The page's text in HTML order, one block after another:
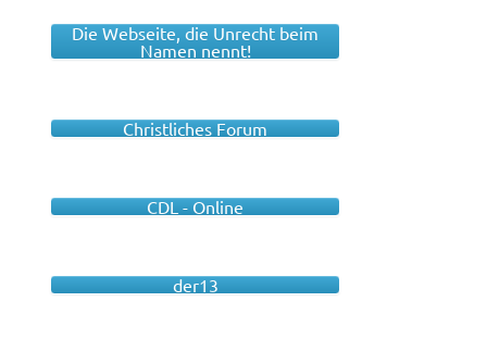
Die Webseite, die Unrecht beim
Namen nennt!
Christliches Forum
CDL - Online
der13